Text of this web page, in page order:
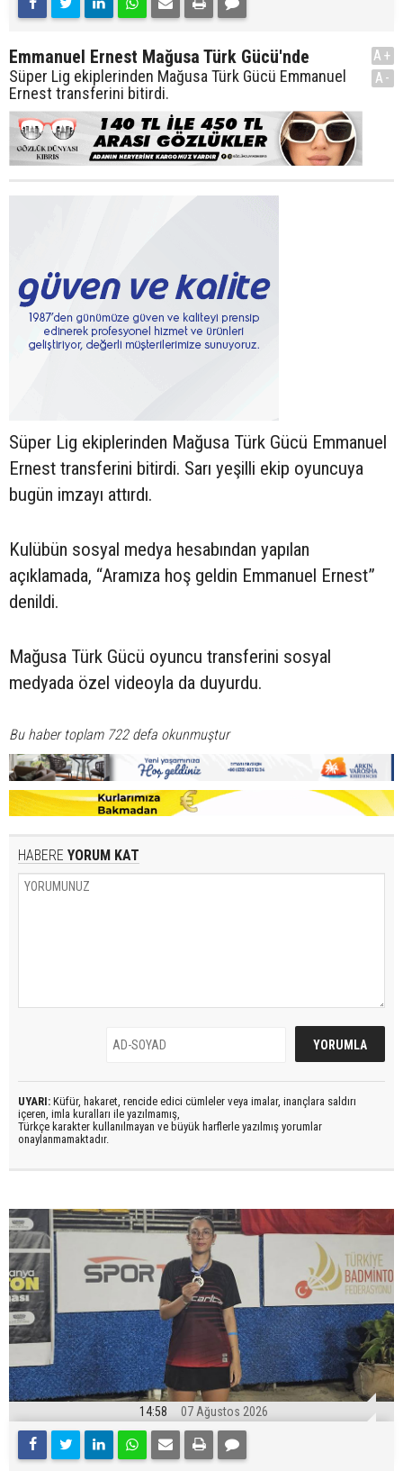
Emmanuel Ernest Mağusa Türk Gücü'nde
Süper Lig ekiplerinden Mağusa Türk Gücü Emmanuel
Ernest transferini bitirdi.
A+
A-
Süper Lig ekiplerinden Mağusa Türk Gücü Emmanuel
Ernest transferini bitirdi. Sarı yeşilli ekip oyuncuya
bugün imzayı attırdı.
Kulübün sosyal medya hesabından yapılan
açıklamada, “Aramıza hoş geldin Emmanuel Ernest”
denildi.
Mağusa Türk Gücü oyuncu transferini sosyal
medyada özel videoyla da duyurdu.
Bu haber toplam 722 defa okunmuştur
HABERE YORUM KAT
UYARI: Küfür, hakaret, rencide edici cümleler veya imalar, inançlara saldırı
içeren, imla kuralları ile yazılmamış,
Türkçe karakter kullanılmayan ve büyük harflerle yazılmış yorumlar
onaylanmamaktadır.
14:58 07 Ağustos 2026